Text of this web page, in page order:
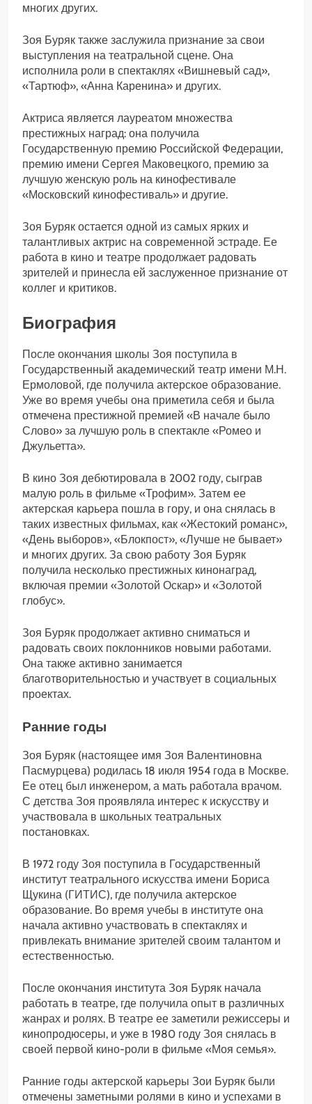
многих других.
Зоя Буряк также заслужила признание за свои
выступления на театральной сцене. Она
исполнила роли в спектаклях «Вишневый сад»,
«Тартюф», «Анна Каренина» и других.
Актриса является лауреатом множества
престижных наград: она получила
Государственную премию Российской Федерации,
премию имени Сергея Маковецкого, премию за
лучшую женскую роль на кинофестивале
«Московский кинофестиваль» и другие.
Зоя Буряк остается одной из самых ярких и
талантливых актрис на современной эстраде. Ее
работа в кино и театре продолжает радовать
зрителей и принесла ей заслуженное признание от
коллег и критиков.
Биография
После окончания школы Зоя поступила в
Государственный академический театр имени М.Н.
Ермоловой, где получила актерское образование.
Уже во время учебы она приметила себя и была
отмечена престижной премией «В начале было
Слово» за лучшую роль в спектакле «Ромео и
Джульетта».
В кино Зоя дебютировала в 2002 году, сыграв
малую роль в фильме «Трофим». Затем ее
актерская карьера пошла в гору, и она снялась в
таких известных фильмах, как «Жестокий романс»,
«День выборов», «Блокпост», «Лучше не бывает»
и многих других. За свою работу Зоя Буряк
получила несколько престижных кинонаград,
включая премии «Золотой Оскар» и «Золотой
глобус».
Зоя Буряк продолжает активно сниматься и
радовать своих поклонников новыми работами.
Она также активно занимается
благотворительностью и участвует в социальных
проектах.
Ранние годы
Зоя Буряк (настоящее имя Зоя Валентиновна
Пасмурцева) родилась 18 июля 1954 года в Москве.
Ее отец был инженером, а мать работала врачом.
С детства Зоя проявляла интерес к искусству и
участвовала в школьных театральных
постановках.
В 1972 году Зоя поступила в Государственный
институт театрального искусства имени Бориса
Щукина (ГИТИС), где получила актерское
образование. Во время учебы в институте она
начала активно участвовать в спектаклях и
привлекать внимание зрителей своим талантом и
естественностью.
После окончания института Зоя Буряк начала
работать в театре, где получила опыт в различных
жанрах и ролях. В театре ее заметили режиссеры и
кинопродюсеры, и уже в 1980 году Зоя снялась в
своей первой кино-роли в фильме «Моя семья».
Ранние годы актерской карьеры Зои Буряк были
отмечены заметными ролями в кино и успехами в